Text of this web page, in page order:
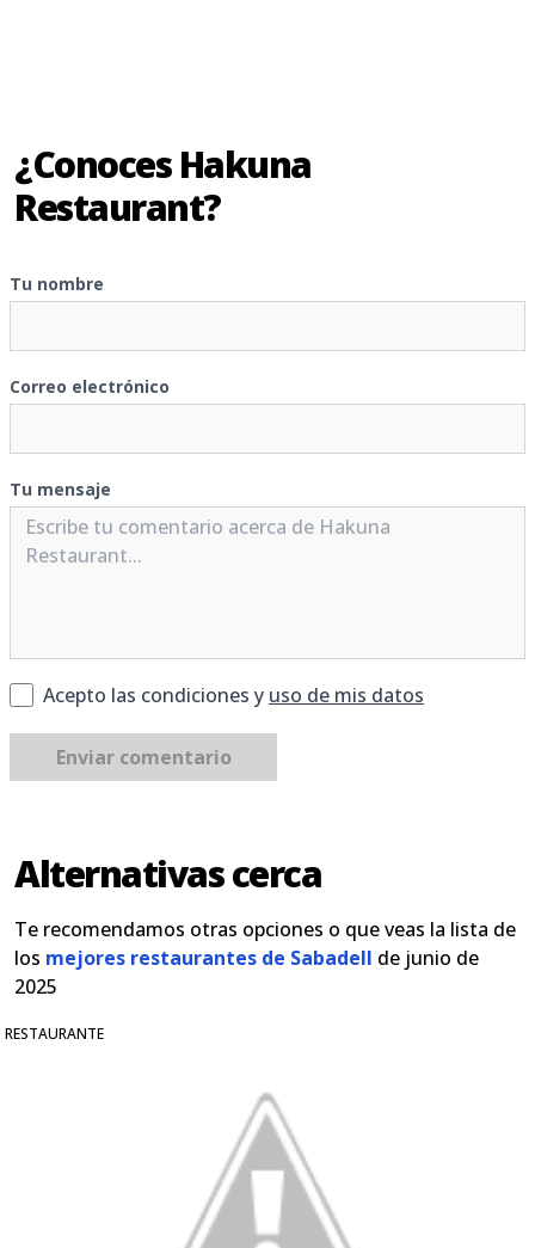
¿Conoces Hakuna
Restaurant?
Tu nombre
Correo electrónico
Tu mensaje
Acepto las condiciones y uso de mis datos
Enviar comentario
Alternativas cerca
Te recomendamos otras opciones o que veas la lista de
los mejores restaurantes de Sabadell de junio de
2025
RESTAURANTE